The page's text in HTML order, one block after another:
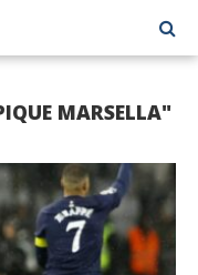
MARSELLA"